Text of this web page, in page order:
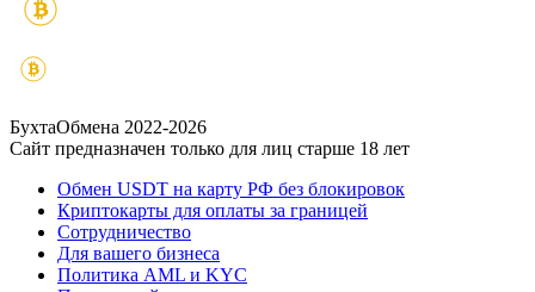
БухтаОбмена 2022-2026
Сайт предназначен только для лиц старше 18 лет
Обмен USDT на карту РФ без блокировок
Криптокарты для оплаты за границей
Сотрудничество
Для вашего бизнеса
Политика AML и KYC